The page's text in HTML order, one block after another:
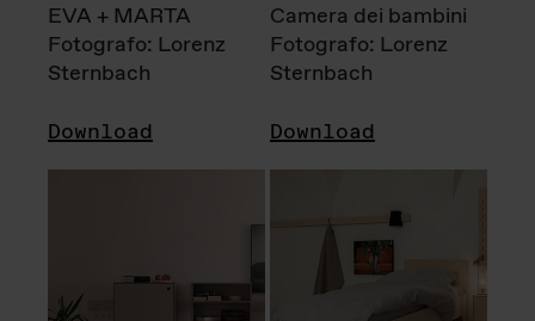
EVA + MARTA
Fotografo: Lorenz
Sternbach
Download
Camera dei bambini
Fotografo: Lorenz
Sternbach
Download